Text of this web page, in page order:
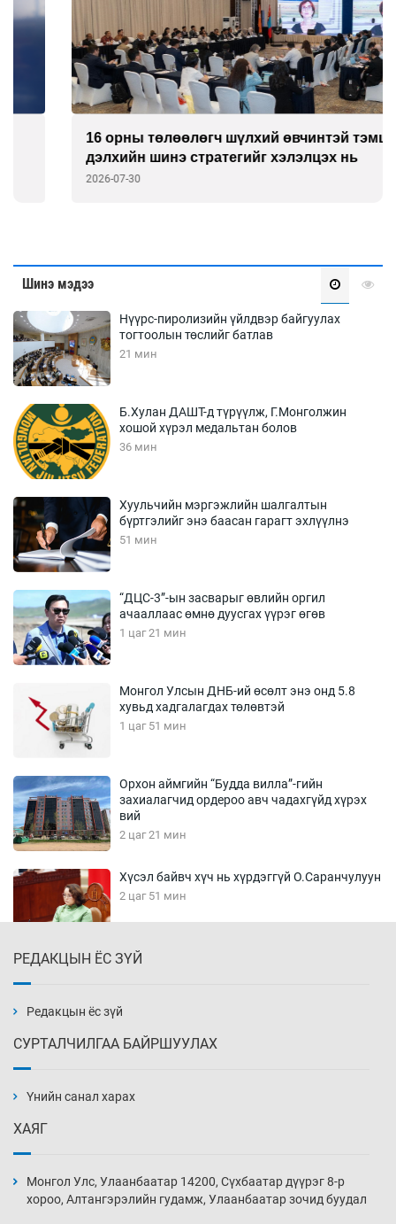
16 орны төлөөлөгч шүлхий өвчинтэй тэмцэх
дэлхийн шинэ стратегийг хэлэлцэх нь
Шинэ мэдээ
Нүүрс-пиролизийн үйлдвэр байгуулах
тогтоолын төслийг батлав
21 мин
Б.Хулан ДАШТ-д түрүүлж, Г.Монголжин
хошой хүрэл медальтан болов
36 мин
Хуульчийн мэргэжлийн шалгалтын
бүртгэлийг энэ баасан гарагт эхлүүлнэ
51 мин
“ДЦС-3”-ын засварыг өвлийн оргил
ачааллаас өмнө дуусгах үүрэг өгөв
1 цаг 21 мин
Монгол Улсын ДНБ-ий өсөлт энэ онд 5.8
хувьд хадгалагдах төлөвтэй
1 цаг 51 мин
Орхон аймгийн “Будда вилла”-гийн
захиалагчид ордероо авч чадахгүйд хүрэх
вий
2 цаг 21 мин
Хүсэл байвч хүч нь хүрдэггүй О.Саранчулуун
2 цаг 51 мин
3 цаг 21 мин
3 цаг 51 мин
2026-08-07
РЕДАКЦЫН ЁС ЗҮЙ
Редакцын ёс зүй
СУРТАЛЧИЛГАА БАЙРШУУЛАХ
Үнийн санал харах
ХАЯГ
Монгол Улс, Улаанбаатар 14200, Сүхбаатар дүүрэг 8-р
хороо, Алтангэрэлийн гудамж, Улаанбаатар зочид буудал